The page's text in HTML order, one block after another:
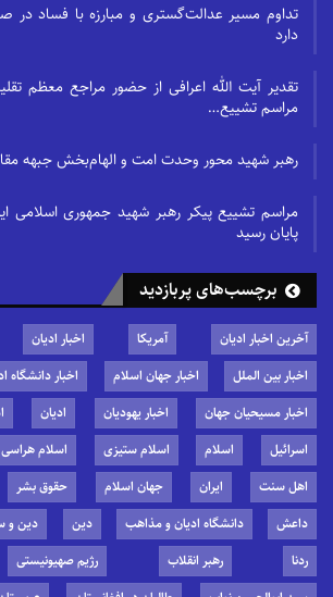
تداوم مسیر عدالت‌گستری و مبارزه با فساد در
دارد
تقدیر آیت الله اعرافی از حضور مراجع معظم
مراسم تشییع…
رهبر شهید محور وحدت امت و الهام‌بخش جبهه
مراسم تشییع پیکر رهبر شهید جمهوری اسلامی
پایان رسید
برچسب‌های پربازدید
آخرین اخبار ادیان آمریکا اخبار ادیان
اخبار بین الملل
اخبار جهان اسلام اخبار دانشگاه
اخبار مسیحیان جهان
اخبار یهودیان ادیان
اسرائیل
اسلام اسلام ستیزی اسلام هراسی
اهل سنت
ایران جهان اسلام حقوق بشر
داعش
دانشگاه ادیان و مذاهب دین دین و
ردنا
رهبر انقلاب رژیم صهیونیستی